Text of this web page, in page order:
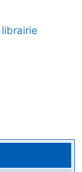
librairie